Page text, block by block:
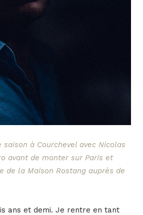
saison à Courchevel avec Nicolas
avant de monter sur Paris et
de la Maison Rostang auprès de
ans et demi. Je rentre en tant